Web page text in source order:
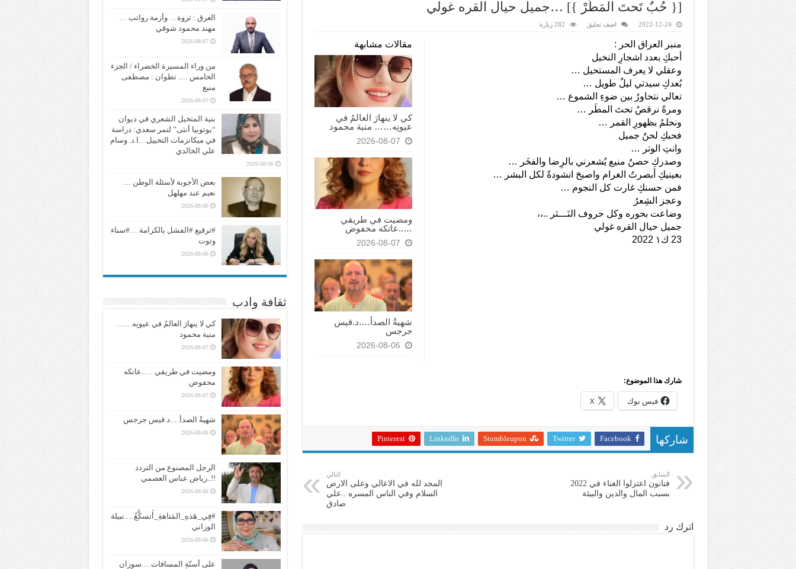
[{ حُبٌ تَحتَ المَطَّرْ }] …جميل حيال القره غولي
2022-12-24 اضف تعليق 282 زيارة
مقالات مشابهة
كي لا ينهارَ العالمُ في
عيونِه…… منية محمود
2026-08-07
ومضيت في طريقي
…..عاتكه محفوض
2026-08-07
شهيةُ الصدأ….د.قيس
جرجس
2026-08-06
منبر العراق الحر :
أحبكِ بعدد اشجارِ النخيل
وعقلي لا يعرف المستحيل …
بُعدكِ سيدتي ليلٌ طويل …
تعالي نتحاورُ بين ضوءِ الشموع …
ومرةً نرقصُ تحتَ المطَر …
ونحلمُ بظهورِ القمر …
فحبكِ لحنٌ جميل
وانتِ الوتر …
وصدركِ حصنٌ منيع يُشعرني بالرِضا والفخَر …
بعينيكِ أبصرتُ الغرام واصبحَ انشودةً لكل البشر …
فمن حسنكِ غارت كل النجوم …
وعجز الشِعرُ
وضاعت بحوره وكل حروف النَـــثر ..،،
جميل حيال القره غولي
23 ك١ 2022
شارك هذا الموضوع:
فيس بوك X
شاركها Facebook
Twitter
Stumbleupon
LinkedIn
Pinterest
السابق
فنانون اعتزلوا الغناء في 2022
بسبب المال والدين والبيئة
التالي
المجد لله في الاعالي وعلى الارض
السلام وفي الناس المسره ..علي
صادق
اترك رد
العرق : ثروة… وأزمة رواتب …
مهند محمود شوقي
2026-08-07
من وراء المسيرة الخضراء / الجزء
الخامس …. تطوان : مصطفى
منيغ
2026-08-07
بنية المتخيل الشعري في ديوان
“يوتوبيا أنثى” لنمر سعدي: دراسة
في ميكانزمات التخييل…ا.د. وسام
علي الخالدي
2026-08-06
بعض الأجوبة لأسئلة الوطن …
نعيم عبد مهلهل
2026-08-06
#ترقيع #الفشل بالكرامة …#سناء
وتوت
2026-08-06
ثقافة وادب
كي لا ينهارَ العالمُ في عيونِه……
منية محمود
2026-08-07
ومضيت في طريقي …..عاتكه
محفوض
2026-08-07
شهيةُ الصدأ….د.قيس جرجس
2026-08-06
الرجل المصنوع من التردد
!!..رياض عباس العصمي
2026-08-06
#فِي_هَذهِ_المَتاهةِ_أَتسكَّعُ….نبيلة
الوزاني
2026-08-06
على أسنّةِ المسافات….سوزان